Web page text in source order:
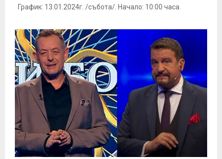
График: 13.01.2024г. /събота/. Начало: 10:00 часа.